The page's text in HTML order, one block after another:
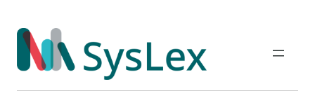
Inhalt
springen